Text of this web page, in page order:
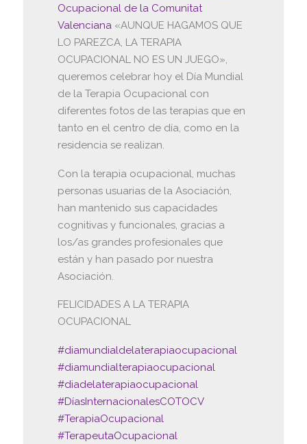
Ocupacional de la Comunitat
Valenciana«AUNQUE HAGAMOS QUE
LO PAREZCA, LA TERAPIA
OCUPACIONAL NO ES UN JUEGO»,
queremos celebrar hoy el Día Mundial
de la Terapia Ocupacional con
diferentes fotos de las terapias que en
tanto en el centro de día, como en la
residencia se realizan.
Con la terapia ocupacional, muchas
personas usuarias de la Asociación,
han mantenido sus capacidades
cognitivas y funcionales, gracias a
los/as grandes profesionales que
están y han pasado por nuestra
Asociación.
FELICIDADES A LA TERAPIA
OCUPACIONAL
#diamundialdelaterapiaocupacional
#diamundialterapiaocupacional
#diadelaterapiaocupacional
#DíasInternacionalesCOTOCV
#TerapiaOcupacional
#TerapeutaOcupacional